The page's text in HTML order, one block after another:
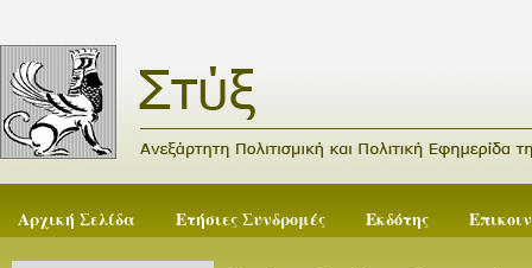
Αρχική Σελίδα Ετήσιες Συνδρομές Εκδότης